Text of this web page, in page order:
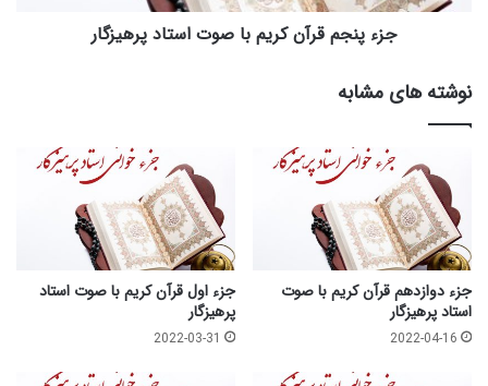
جزء پنجم قرآن کریم با صوت استاد پرهیزگار
نوشته های مشابه
جزء دوازدهم قرآن کریم با صوت
استاد پرهیزگار
2022-04-16
جزء اول قرآن کریم با صوت استاد
پرهیزگار
2022-03-31